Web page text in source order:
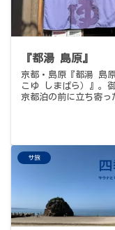
『都湯 島原』
京都・島原『都湯 島
こゆ しまばら）』。
京都泊の前に立ち寄っ
ーン対流式サウナ室（
ャズ、なんだか音がい
地下水掛け流しのオー
パクトな規模感にして
限に確保された内気浴
ス。館内全体に流れる"
サ旅